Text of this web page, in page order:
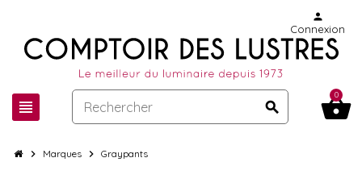
view_headline search
person
Connexion
shopping_basket
0
chevron_right Marques chevron_right Graypants